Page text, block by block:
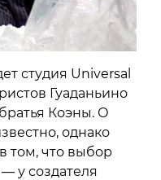
студия Universal
Гуаданьино
Коэны. О
однако
том, что выбор
у создателя